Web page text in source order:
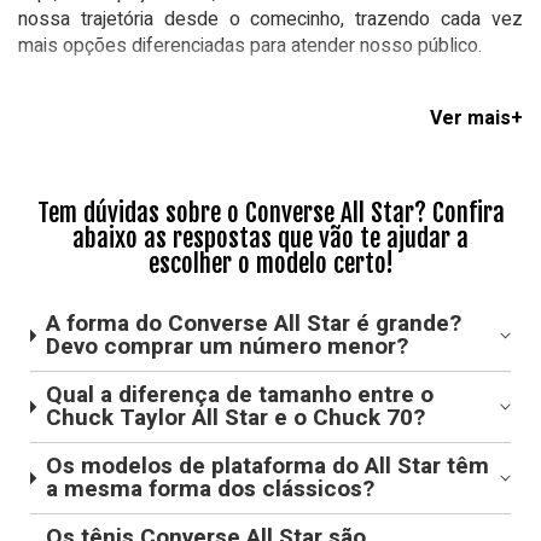
nossa trajetória desde o comecinho, trazendo cada vez
mais opções diferenciadas para atender nosso público.
Após tomar conta das quadras de basquete, oAll Star
Taylorem seus shows e em momentos despretensiosos.
Evoluindo a cada geração, a marca criou tantos lançamentos
ela. Quer conferir os modelos de maior sucesso? Na
Espaço Tênis, é fácil encontrar. Vamos lá?
Como escolher um tênis Converse na Espaço Tênis?
Disponibilizamos diversas opções de Converse em nosso
site: para você andar por aí com um visual cool e descolado,
usando desde os tradicionais Chuck Taylor All Star até as
Tem dúvidas sobre o Converse All Star? Confira
abaixo as respostas que vão te ajudar a
escolher o modelo certo!
A forma do Converse All Star é grande?
Devo comprar um número menor?
Qual a diferença de tamanho entre o
Chuck Taylor All Star e o Chuck 70?
Os modelos de plataforma do All Star têm
a mesma forma dos clássicos?